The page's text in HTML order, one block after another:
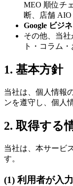
MEO 順位チ
断、店舗 AIO
Google ビジ
その他、当社
ト・コラム
1. 基本方針
当社は、個人情報
ンを遵守し、個人
2. 取得する
当社は、本サービ
す。
(1) 利用者が入